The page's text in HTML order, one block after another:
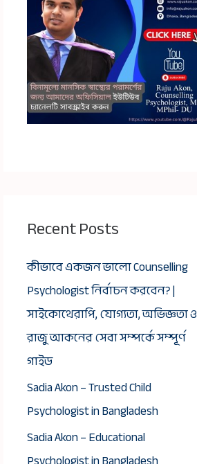
Recent Posts
কীভাবে একজন ভালো Counselling
Psychologist নির্বাচন করবেন? |
সাইকোথেরাপি, যোগ্যতা, অভিজ্ঞতা ও
রাজু আকনের সেবা সম্পর্কে সম্পূর্ণ
গাইড
Sadia Akon – Trusted Child
Psychologist in Bangladesh
Sadia Akon – Educational